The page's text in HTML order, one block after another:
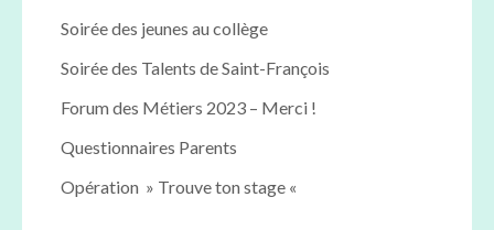
Soirée des jeunes au collège
Soirée des Talents de Saint-François
Forum des Métiers 2023 – Merci !
Questionnaires Parents
Opération » Trouve ton stage «